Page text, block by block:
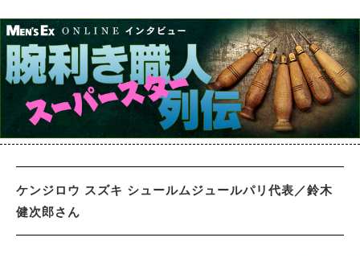
ケンジロウ スズキ シュールムジュールパリ代表／鈴木
健次郎さん